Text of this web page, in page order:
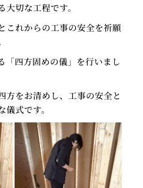
切な工程です。
これからの工事の安全を祈願
「四方固めの儀」を行いまし
方をお清めし、工事の安全と
式です。